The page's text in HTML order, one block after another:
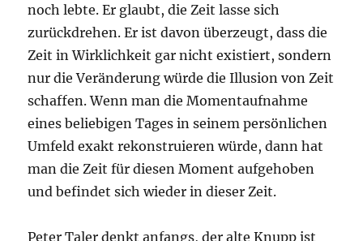
noch lebte. Er glaubt, die Zeit lasse sich
zurückdrehen. Er ist davon überzeugt, dass die
Zeit in Wirklichkeit gar nicht existiert, sondern
nur die Veränderung würde die Illusion von Zeit
schaffen. Wenn man die Momentaufnahme
eines beliebigen Tages in seinem persönlichen
Umfeld exakt rekonstruieren würde, dann hat
man die Zeit für diesen Moment aufgehoben
und befindet sich wieder in dieser Zeit.
Peter Taler denkt anfangs, der alte Knupp ist